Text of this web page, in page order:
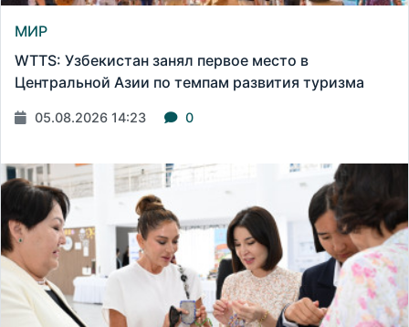
МИР
WTTS: Узбекистан занял первое место в
Центральной Азии по темпам развития туризма
05.08.2026 14:23 0